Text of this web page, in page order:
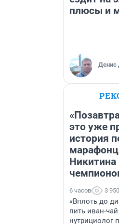
плюсы и
Денис
это уже
история
Никитина
6 часов 3 950
«Вплоть до
пить иван-
нутрициолог